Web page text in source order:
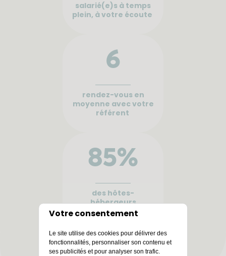
salarié(e)s à temps
plein, à votre écoute
6
rendez-vous en
moyenne avec votre
référent
85%
des hôtes-
hébergeurs
renouvellent
Votre consentement
Le site utilise des cookies pour délivrer des
fonctionnalités, personnaliser son contenu et
ses publicités et pour analyser son trafic.